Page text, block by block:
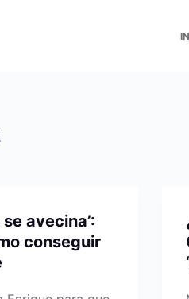
avecina’:
conseguir